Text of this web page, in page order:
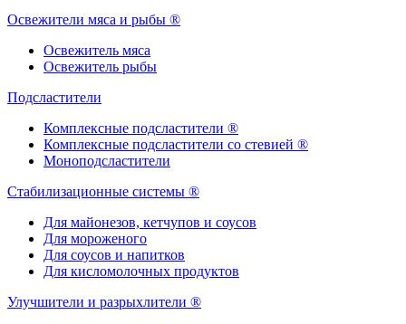
Освежители мяса и рыбы ®
Освежитель мяса
Освежитель рыбы
Подсластители
Комплексные подсластители ®
Комплексные подсластители со стевией ®
Моноподсластители
Стабилизационные системы ®
Для майонезов, кетчупов и соусов
Для мороженого
Для соусов и напитков
Для кисломолочных продуктов
Улучшители и разрыхлители ®